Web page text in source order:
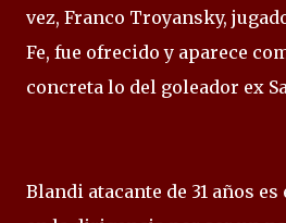
vez, Franco Troyansky,
Fe, fue ofrecido y aparece
concreta lo del goleador ex
Blandi atacante de 31 años